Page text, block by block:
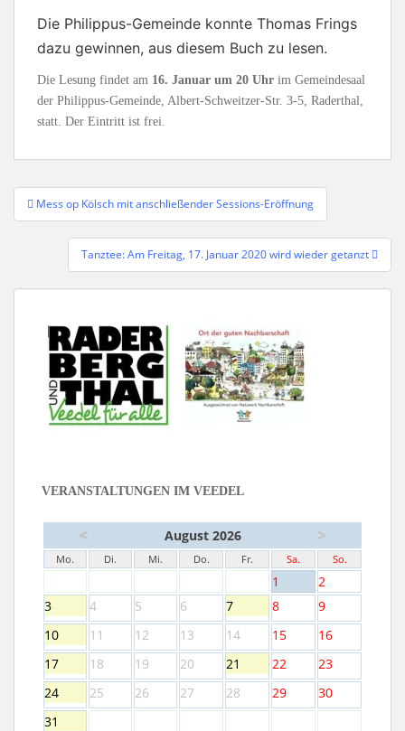
Die Philippus-Gemeinde konnte Thomas Frings
dazu gewinnen, aus diesem Buch zu lesen.
Die Lesung findet am 16. Januar um 20 Uhr im Gemeindesaal
der Philippus-Gemeinde, Albert-Schweitzer-Str. 3-5, Raderthal,
statt. Der Eintritt ist frei.
Beitragsnavigation
Mess op Kölsch mit anschließender Sessions-Eröffnung
Tanztee: Am Freitag, 17. Januar 2020 wird wieder getanzt
VERANSTALTUNGEN IM VEEDEL
< August 2026 >
Mo. Di. Mi. Do. Fr. Sa. So.
1
2
3
4 5 6 7 8
9
10
11 12 13 14 15
16
17
18 19 20 21 22
23
24
25 26 27 28 29
30
31